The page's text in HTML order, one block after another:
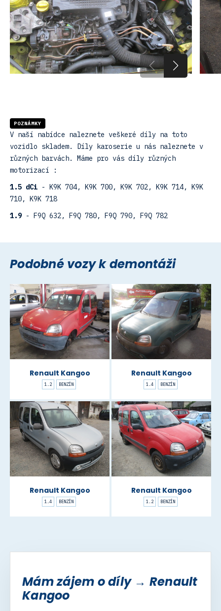
POZNÁMKY
V naší nabídce naleznete veškeré díly na toto
vozidlo skladem. Díly karoserie u nás naleznete v
různých barvách. Máme pro vás díly různých
motorizací :
1.5 dCi - K9K 704, K9K 700, K9K 702, K9K 714, K9K
710, K9K 718
1.9- F9Q 632, F9Q 780, F9Q 790, F9Q 782
Podobné vozy k demontáži
Renault Kangoo
1.2 BENZÍN
Renault Kangoo
1.4 BENZÍN
Renault Kangoo
1.4 BENZÍN
Renault Kangoo
1.2 BENZÍN
Mám zájem o díly → Renault
Kangoo